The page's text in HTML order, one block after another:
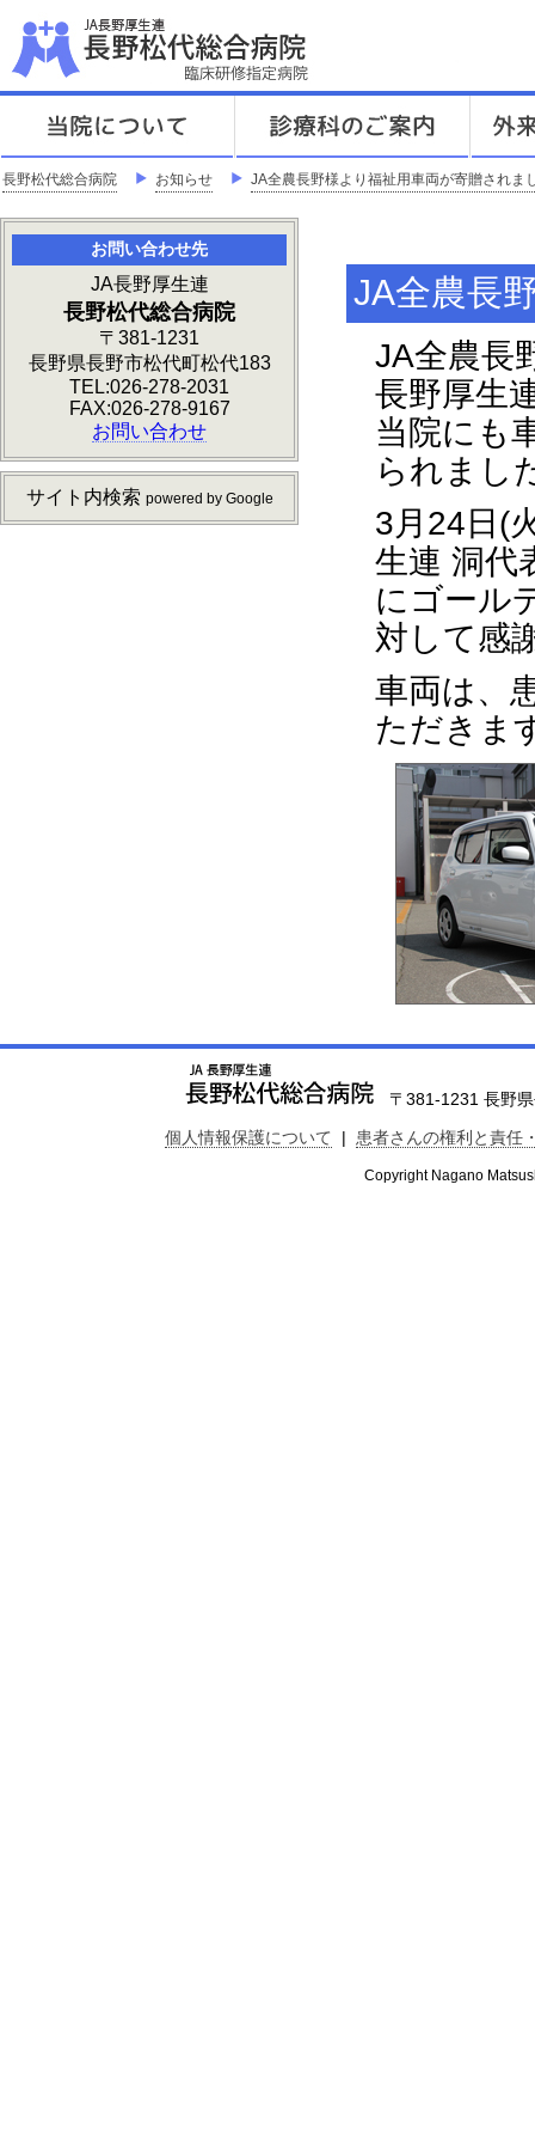
「
長野松代総合病院 ＞
お知らせ ＞
JA全農長野様より福祉用車両が寄贈されま
JA全農長
JA全農長
長野厚生
当院にも
られまし
3月24日(
生連 洞代
にゴール
対して感
車両は、
ただきま
お問い合わせ先
JA長野厚生連
長野松代総合病院
〒381-1231
長野県長野市松代町松代183
TEL:026-278-2031
FAX:026-278-9167
お問い合わせ
サイト内検索 powered by Google
〒381-1231 長野
個人情報保護について
| 患者さんの権利と責任
Copyright Nagano